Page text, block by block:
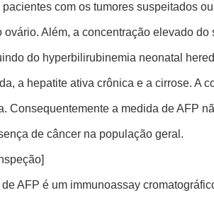
pacientes com os tumores suspeitados
ovário. Além, a concentração elevado
do hyperbilirubinemia neonatal
a hepatite ativa crônica e a cirrose. A
Consequentemente a medida de AFP
de câncer na população geral.
AFP é um immunoassay